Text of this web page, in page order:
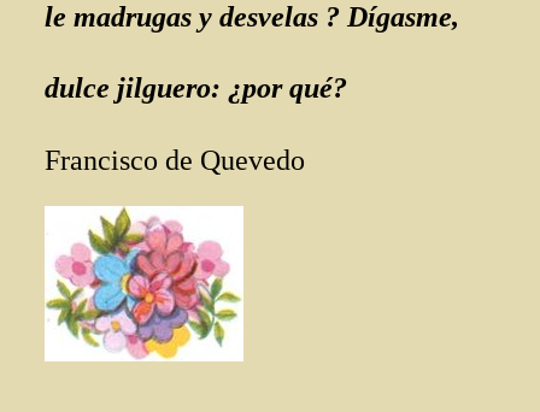
le madrugas y desvelas ? Dígasme,
dulce jilguero: ¿por qué?
Francisco de Quevedo